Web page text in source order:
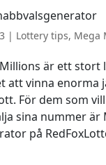
| Lottery tips, Mega
är ett stort
att vinna enorma
För dem som
sina nummer är
på